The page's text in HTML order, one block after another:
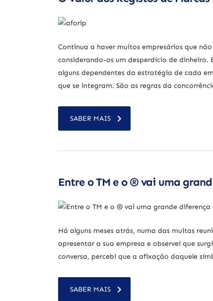
Continua a haver muitos empresários que
considerando-os um desperdício de dinheiro.
alguns dependentes da estratégia de cada
que se integram. São as regras da
SABER MAIS
Entre o TM e o ® vai uma
Há alguns meses atrás, numa das muitas
apresentar a sua empresa e observei que
conversa, percebi que a afixação daquele
SABER MAIS